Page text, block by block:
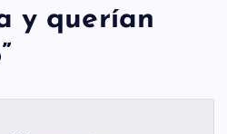
y querían
”